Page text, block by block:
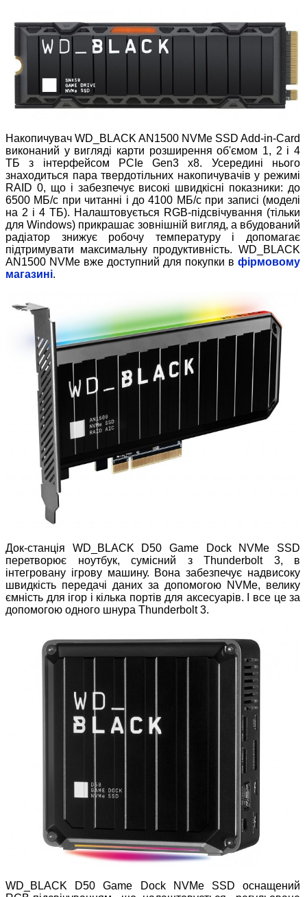
Накопичувач WD_BLACK AN1500 NVMe SSD Add-in-Card
виконаний у вигляді карти розширення об'ємом 1, 2 і 4
ТБ з інтерфейсом PCIe Gen3 x8. Усередині нього
знаходиться пара твердотільних накопичувачів у режимі
RAID 0, що і забезпечує високі швидкісні показники: до
6500 МБ/с при читанні і до 4100 МБ/с при записі (моделі
на 2 і 4 ТБ). Налаштовується RGB-підсвічування (тільки
для Windows) прикрашає зовнішній вигляд, а вбудований
радіатор знижує робочу температуру і допомагає
підтримувати максимальну продуктивність. WD_BLACK
AN1500 NVMe вже доступний для покупки вфірмовому
магазині.
Док-станція WD_BLACK D50 Game Dock NVMe SSD
перетворює ноутбук, сумісний з Thunderbolt 3, в
інтегровану ігрову машину. Вона забезпечує надвисоку
швидкість передачі даних за допомогою NVMe, велику
ємність для ігор і кілька портів для аксесуарів. І все це за
допомогою одного шнура Thunderbolt 3.
WD_BLACK D50 Game Dock NVMe SSD оснащений